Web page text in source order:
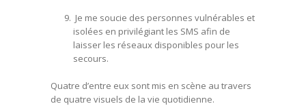
Je me soucie des personnes vulnérables et
isolées en privilégiant les SMS afin de
laisser les réseaux disponibles pour les
secours.
Quatre d’entre eux sont mis en scène au travers
de quatre visuels de la vie quotidienne.